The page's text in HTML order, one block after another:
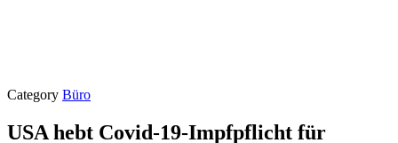
Category Büro
USA hebt Covid-19-Impfpflicht für